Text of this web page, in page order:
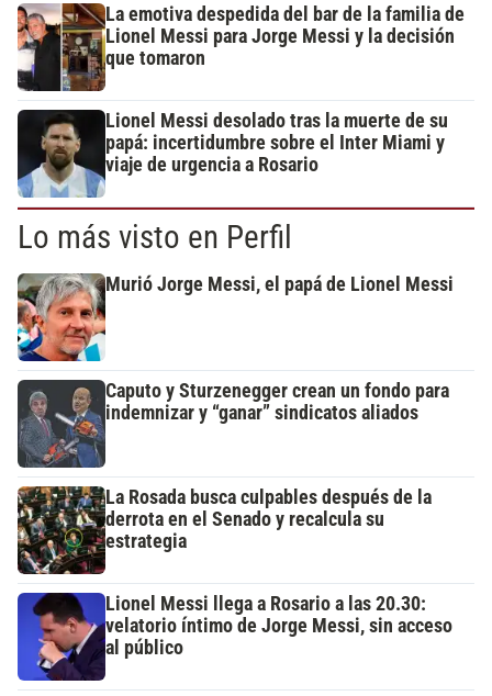
La emotiva despedida del bar de la familia de
Lionel Messi para Jorge Messi y la decisión
que tomaron
Lionel Messi desolado tras la muerte de su
papá: incertidumbre sobre el Inter Miami y
viaje de urgencia a Rosario
Lo más visto en Perfil
Murió Jorge Messi, el papá de Lionel Messi
Caputo y Sturzenegger crean un fondo para
indemnizar y “ganar” sindicatos aliados
La Rosada busca culpables después de la
derrota en el Senado y recalcula su
estrategia
Lionel Messi llega a Rosario a las 20.30:
velatorio íntimo de Jorge Messi, sin acceso
al público